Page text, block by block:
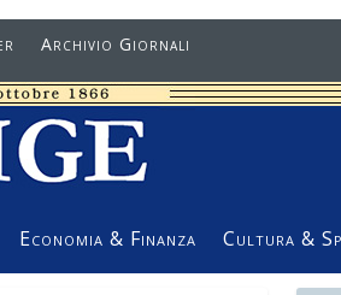
Archivio Giornali
Economia & Finanza Cultura &